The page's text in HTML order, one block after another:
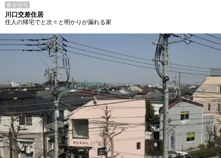
集合住宅
川口交差住居
住人の帰宅でと次々と明かりが漏れる家